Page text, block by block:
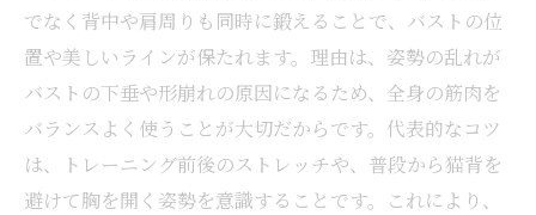
でなく背中や肩周りも同時に鍛えることで、バストの位
置や美しいラインが保たれます。理由は、姿勢の乱れが
バストの下垂や形崩れの原因になるため、全身の筋肉を
バランスよく使うことが大切だからです。代表的なコツ
は、トレーニング前後のストレッチや、普段から猫背を
避けて胸を開く姿勢を意識することです。これにより、